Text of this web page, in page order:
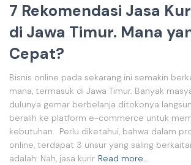
7 Rekomendasi Jasa
di Jawa Timur. Mana
Cepat?
Bisnis online pada sekarang ini semakin
mana, termasuk di Jawa Timur. Banyak
dulunya gemar berbelanja ditokonya
beralih ke platform e-commerce untuk
kebutuhan. Perlu diketahui, bahwa dalam
online, terdapat 3 unsur yang saling
adalah: Nah, jasa kurir Read more…